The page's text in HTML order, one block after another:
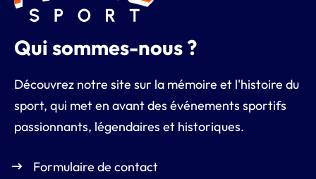
Qui sommes-nous ?
Découvrez notre site sur la mémoire et l'histoire du
sport, qui met en avant des événements sportifs
passionnants, légendaires et historiques.
Formulaire de contact